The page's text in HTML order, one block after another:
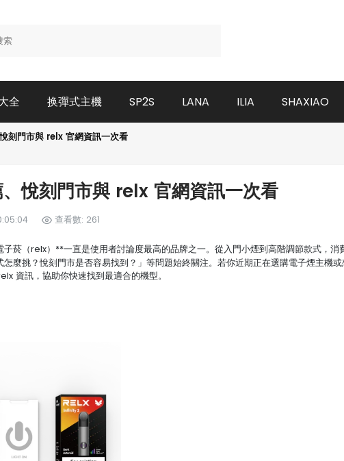
全 换彈式主機 SP2S LANA ILIA SHAXIAO
刻門市與 relx 官網資訊一次看
悅刻門市與 relx 官網資訊一次看
查看數: 261
子菸（relx）**一直是使用者討論度最高的品牌之一。從入門小煙到高階調節款式，消
麼挑？悅刻門市是否容易找到？」等問題始終關注。若你近期正在選購電子煙主機或
資訊，協助你快速找到最適合的機型。